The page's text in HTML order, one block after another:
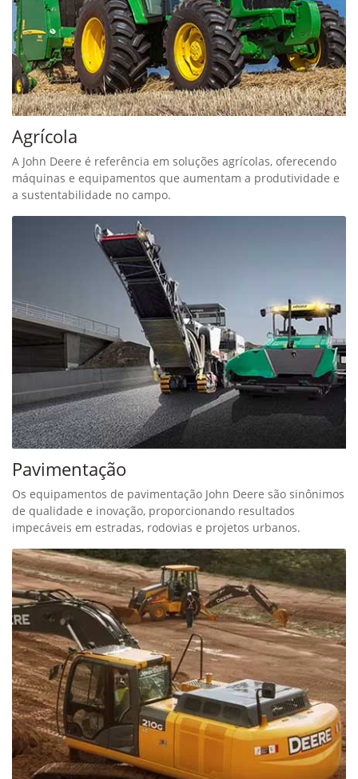
Agrícola
A John Deere é referência em soluções agrícolas, oferecendo
máquinas e equipamentos que aumentam a produtividade e
a sustentabilidade no campo.
Pavimentação
Os equipamentos de pavimentação John Deere são sinônimos
de qualidade e inovação, proporcionando resultados
impecáveis em estradas, rodovias e projetos urbanos.